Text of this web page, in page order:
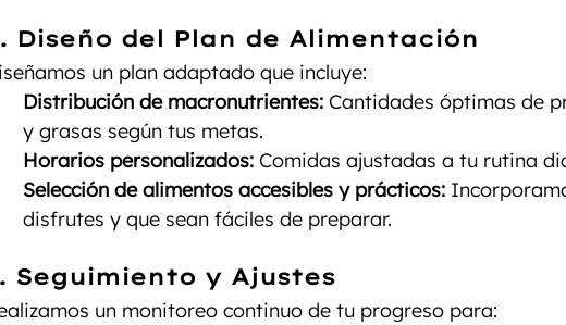
Diseño del Plan de Alimentación
un plan adaptado que incluye:
Distribución de macronutrientes: Cantidades óptimas de
y grasas según tus metas.
Horarios personalizados: Comidas ajustadas a tu rutina
Selección de alimentos accesibles y prácticos:
disfrutes y que sean fáciles de preparar.
Seguimiento y Ajustes
un monitoreo continuo de tu progreso para: